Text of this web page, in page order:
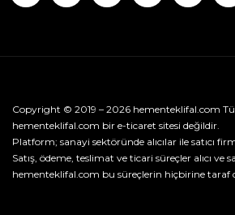
Copyright © 2019 – 2026 hementeklifal.com
hementeklifal.com bir e-ticaret sitesi değildir.
Platform; sanayi sektöründe alıcılar ile satıcı
Satış, ödeme, teslimat ve ticari süreçler alıcı ve
hementeklifal.com bu süreçlerin hiçbirine